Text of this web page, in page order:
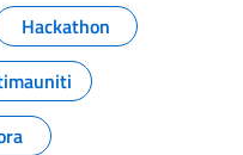
Hackathon